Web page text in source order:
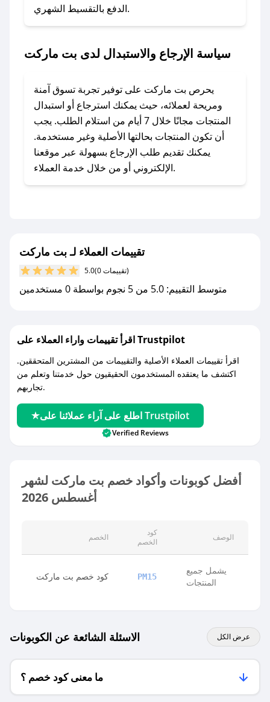
المفضل؟
في حال عدم توفر كوبونات لمتجرك المفضل، يمكنك
أسرع وقت ممكن.
### كيف تحصل على كوبونات خصم حصرية من بت
ماركت؟
للحصول على كوبونات وخصومات حصرية، قم بما
يلي:
- اضغط على أيقونة متابعة لمتجر بت ماركت في
تطبيق صحصح.
مع صحصح، تسوق بذكاء ووفّر على كل مشترياتك مع
الدفع بالتقسيط الشهري.
سياسة الإرجاع والاستبدال لدى بت ماركت
يحرص بت ماركت على توفير تجربة تسوق آمنة
ومريحة لعملائه، حيث يمكنك استرجاع أو استبدال
المنتجات مجانًا خلال 7 أيام من استلام الطلب. يجب
أن تكون المنتجات بحالتها الأصلية وغير مستخدمة.
يمكنك تقديم طلب الإرجاع بسهولة عبر موقعنا
الإلكتروني أو من خلال خدمة العملاء.
تقييمات العملاء لـ بت ماركت
5.0 (0 تقييمات)
متوسط التقييم: 5.0 من 5 نجوم بواسطة 0 مستخدمين
اقرأ تقييمات واراء العملاء على Trustpilot
اقرأ تقييمات العملاء الأصلية والتقييمات من المشترين المتحققين.
اكتشف ما يعتقده المستخدمون الحقيقيون حول خدمتنا وتعلم من
تجاربهم.
اطلع على آراء عملائنا على Trustpilot
Verified Reviews
أفضل كوبونات وأكواد خصم بت ماركت لشهر
أغسطس 2026
الخصم
كود
الخصم
الوصف
كود خصم بت ماركت PM15
يشمل جميع
المنتجات
الاسئلة الشائعة عن الكوبونات عرض الكل
ما معنى كود خصم ؟